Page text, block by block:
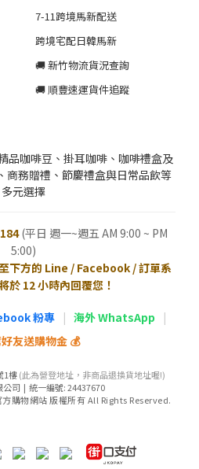
7-11跨境馬新配送
跨境宅配日韓馬新
🚚 新竹物流貨況查詢
🚚 順豐速運貨件追蹤
品咖啡豆、掛耳咖啡、咖啡禮盒及
商務贈禮、節慶禮盒與日常品飲等
多元選擇
(平日 週一~週五 AM 9:00 ~ PM
5:00)
下方的 Line / Facebook / 訂單系
於 12 小時內回覆您！
粉專 | 海外 WhatsApp
|
友送購物金 💰
1樓(此為營登地址，非商品退換貨地址喔!)
司 | 統一編號: 24437670
購物網站 版權所有 All Rights Reserved.